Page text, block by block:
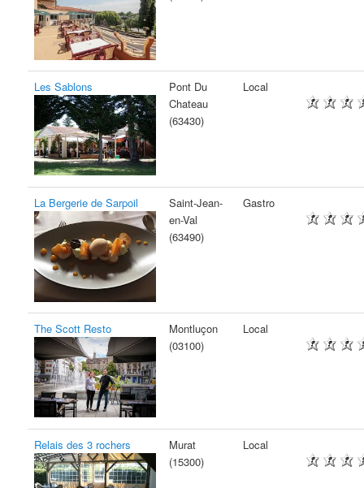
Les Sablons
Pont Du
Chateau
(63430)
Local
La Bergerie de Sarpoil
Saint-Jean-
en-Val
(63490)
Gastro
The Scott Resto
Montluçon
(03100)
Local
Relais des 3 rochers
Murat
(15300)
Local